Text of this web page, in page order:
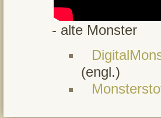
- alte Monster
(engl.)